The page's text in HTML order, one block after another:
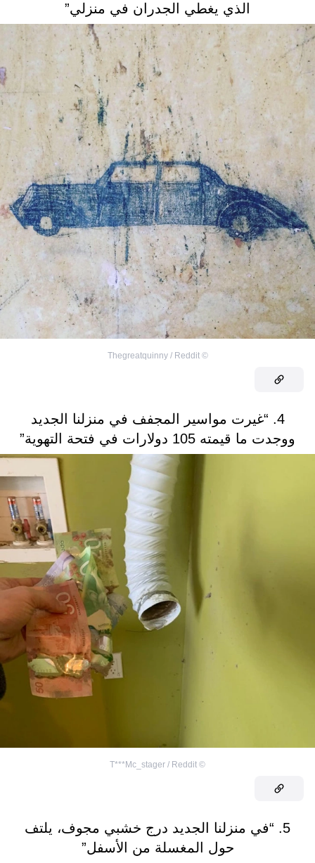
الذي يغطي الجدران في منزلي”
©
Thegreatquinny / Reddit
4. “غيرت مواسير المجفف في منزلنا الجديد
ووجدت ما قيمته 105 دولارات في فتحة التهوية”
©
T***Mc_stager / Reddit
5. “في منزلنا الجديد درج خشبي مجوف، يلتف
حول المغسلة من الأسفل”